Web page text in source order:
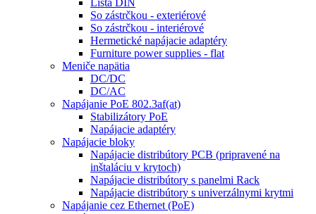
Lišta DIN
So zástrčkou - exteriérové
So zástrčkou - interiérové
Hermetické napájacie adaptéry
Furniture power supplies - flat
Meniče napätia
DC/DC
DC/AC
Napájanie PoE 802.3af(at)
Stabilizátory PoE
Napájacie adaptéry
Napájacie bloky
Napájacie distribútory PCB (pripravené na
inštaláciu v krytoch)
Napájacie distribútory s panelmi Rack
Napájacie distribútory s univerzálnymi krytmi
Napájanie cez Ethernet (PoE)